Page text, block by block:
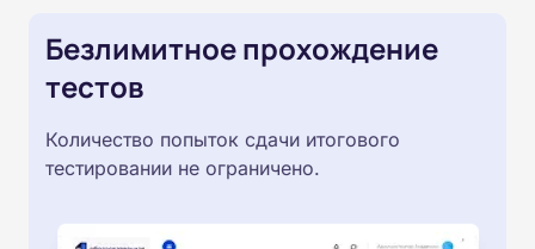
Безлимитное прохождение
тестов
Количество попыток сдачи итогового
тестировании не ограничено.